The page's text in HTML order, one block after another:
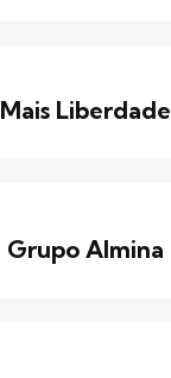
Mais Liberdade
Grupo Almina